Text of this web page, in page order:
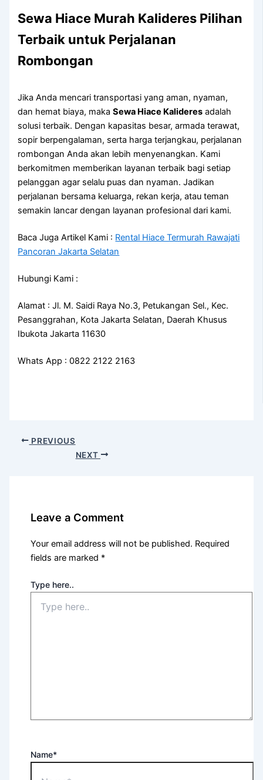
Sewa Hiace Murah Kalideres Pilihan
Terbaik untuk Perjalanan
Rombongan
Jika Anda mencari transportasi yang aman, nyaman,
dan hemat biaya, makaSewa Hiace Kalideres adalah
solusi terbaik. Dengan kapasitas besar, armada terawat,
sopir berpengalaman, serta harga terjangkau, perjalanan
rombongan Anda akan lebih menyenangkan. Kami
berkomitmen memberikan layanan terbaik bagi setiap
pelanggan agar selalu puas dan nyaman. Jadikan
perjalanan bersama keluarga, rekan kerja, atau teman
semakin lancar dengan layanan profesional dari kami.
Baca Juga Artikel Kami : Rental Hiace Termurah Rawajati
Pancoran Jakarta Selatan
Hubungi Kami :
Alamat : Jl. M. Saidi Raya No.3, Petukangan Sel., Kec.
Pesanggrahan, Kota Jakarta Selatan, Daerah Khusus
Ibukota Jakarta 11630
Whats App : 0822 2122 2163
PREVIOUS
NEXT
Leave a Comment
Your email address will not be published. Required
fields are marked *
Type here..
Name*